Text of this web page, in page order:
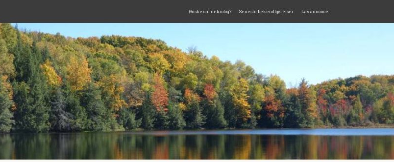
Ønske om nekrolog? Seneste bekendtgørelser Lav annonce